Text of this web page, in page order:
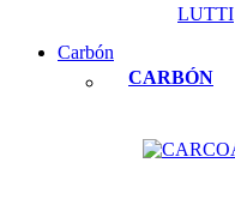
LUTTI
Carbón
CARBÓN